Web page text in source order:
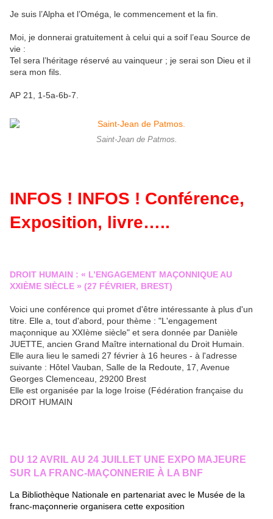
Je suis l’Alpha et l’Oméga, le commencement et la fin.
Moi, je donnerai gratuitement à celui qui a soif l’eau Source de
vie :
Tel sera l’héritage réservé au vainqueur ; je serai son Dieu et il
sera mon fils.
AP 21, 1-5a-6b-7.
Saint-Jean de Patmos.
INFOS ! INFOS ! Conférence,
Exposition, livre…..
DROIT HUMAIN : « L’ENGAGEMENT MAÇONNIQUE AU
XXIÈME SIÈCLE » (27 FÉVRIER, BREST)
Voici une conférence qui promet d'être intéressante à plus d'un
titre. Elle a, tout d'abord, pour thème : "L'engagement
maçonnique au XXIème siècle" et sera donnée par Danièle
JUETTE, ancien Grand Maître international du Droit Humain.
Elle aura lieu le samedi 27 février à 16 heures - à l'adresse
suivante : Hôtel Vauban, Salle de la Redoute, 17, Avenue
Georges Clemenceau, 29200 Brest
Elle est organisée par la loge Iroise (Fédération française du
DROIT HUMAIN
DU 12 AVRIL AU 24 JUILLET UNE EXPO MAJEURE
SUR LA FRANC-MAÇONNERIE À LA BNF
La Bibliothèque Nationale en partenariat avec le Musée de la
franc-maçonnerie organisera cette exposition